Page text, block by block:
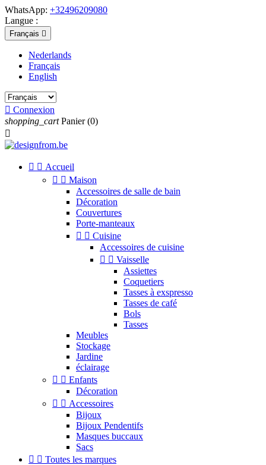
WhatsApp: +32496209080
Langue :
Français 
Nederlands
Français
English
 Connexion
shopping_cart Panier (0)

  Accueil
  Maison
Accessoires de salle de bain
Décoration
Couvertures
Porte-manteaux
  Cuisine
Accessoires de cuisine
  Vaisselle
Assiettes
Coquetiers
Tasses à exspresso
Tasses de café
Bols
Tasses
Meubles
Stockage
Jardine
éclairage
  Enfants
Décoration
  Accessoires
Bijoux
Bijoux Pendentifs
Masques buccaux
Sacs
  Toutes les marques